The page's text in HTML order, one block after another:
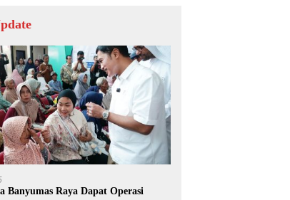
Banyumas Raya Dapat Operasi